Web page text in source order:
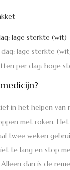
lage sterkte (wit)
lage sterkte
per dag: hoge
in het helpen van
met roken.
twee weken
te lang en stop
dan is de